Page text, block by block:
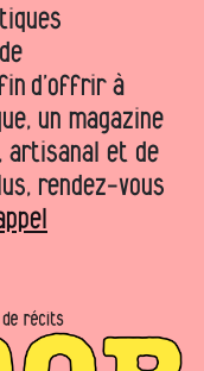
d’offrir à
un magazine
artisanal et de
rendez-vous